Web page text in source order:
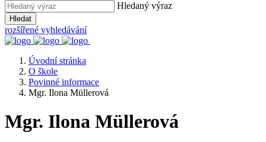
Hledaný výraz
Hledat
rozšířené vyhledávání
Úvodní stránka
O škole
Povinné informace
Mgr. Ilona Müllerová
Mgr. Ilona Müllerová